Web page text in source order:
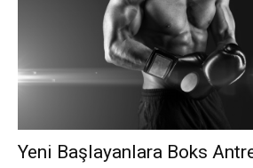
Yeni Başlayanlara Boks